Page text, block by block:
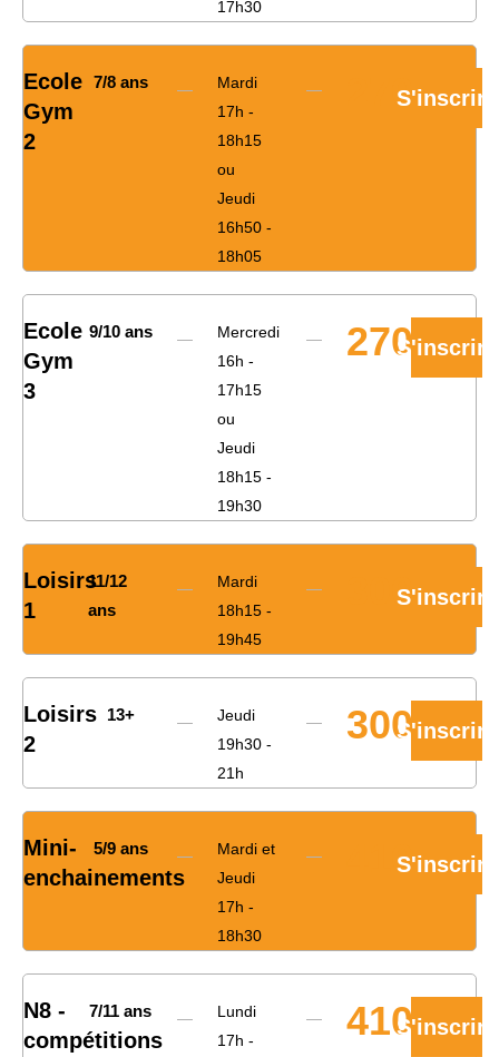
17h30
Ecole
Gym
2
7/8 ans
Mardi
17h -
18h15
ou
Jeudi
16h50 -
18h05
270€
S'inscrire
Ecole
Gym
3
9/10 ans
Mercredi
16h -
17h15
ou
Jeudi
18h15 -
19h30
270€S'inscrire
Loisirs
1
11/12
ans
Mardi
18h15 -
19h45
300€
S'inscrire
Loisirs
2
13+
Jeudi
19h30 -
21h
300€S'inscrire
Mini-
enchainements
5/9 ans
Mardi et
Jeudi
17h -
18h30
410€
S'inscrire
N8 -
compétitions
7/11 ans
Lundi
17h -
410€S'inscrire